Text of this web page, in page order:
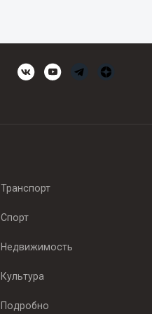
Транспорт
Спорт
Недвижимость
Культура
Подробно